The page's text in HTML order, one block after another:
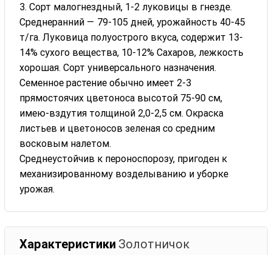
3. Сорт малогнездный, 1-2 луковицы в гнезде.
Среднеранний — 79-105 дней, урожайность 40-45
т/га. Луковица полуострого вкуса, содержит 13-
14% сухого вещества, 10-12% Сахаров, лежкость
хорошая. Сорт универсального назначения.
Семенное растение обычно имеет 2-3
прямостоячих цветоноса высотой 75-90 см,
имею-вздутия толщиной 2,0-2,5 см. Окраска
листьев и цветоносов зеленая со средним
восковым налетом.
Среднеустойчив к пероноспорозу, пригоден к
механизированному возделыванию и уборке
урожая.
Характеристики Золотничок